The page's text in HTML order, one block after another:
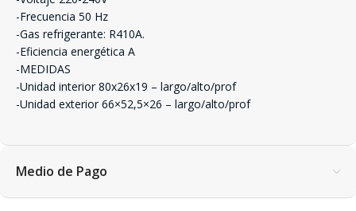
-Frecuencia 50 Hz
-Gas refrigerante: R410A.
-Eficiencia energética A
-MEDIDAS
-Unidad interior 80x26x19 – largo/alto/prof
-Unidad exterior 66×52,5×26 – largo/alto/prof
Medio de Pago